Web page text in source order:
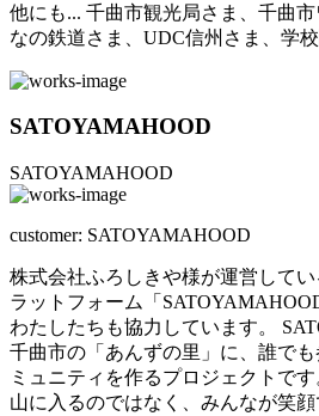
他にも... 千曲市観光局さま、千曲
なの鉄道さま、UDC信州さま、学
SATOYAMAHOOD
SATOYAMAHOOD
customer: SATOYAMAHOOD
株式会社ふろしきや様が運営して
ラットフォーム「
わたしたちも協力しています。
千曲市の「あんずの里」に、誰で
ミュニティを作るプロジェクトで
山に入るのではなく、みんなが笑顔